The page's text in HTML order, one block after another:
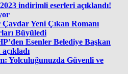
indirimli eserleri açıklandı!
Yeni Çıkan Romanı
Büyüledi
Esenler Belediye Başkan
Yolculuğunuzda Güvenli ve